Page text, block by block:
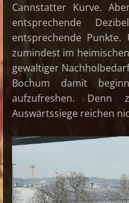
Cannstatter Kurve.
entsprechende
entsprechende
zumindest im
gewaltiger
Bochum damit
aufzufreshen. Denn
Auswärtssiege reichen